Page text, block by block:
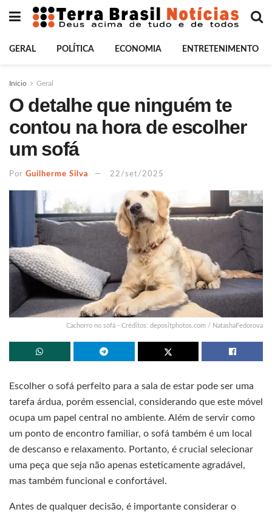
GERAL POLÍTICA ECONOMIA ENTRETENIMENTO
Início Geral
O detalhe que ninguém te
contou na hora de escolher
um sofá
Por Guilherme Silva 22/set/2025
Cachorro no sofá - Créditos: depositphotos.com / NatashaFedorova
Escolher o sofá perfeito para a sala de estar pode ser uma
tarefa árdua, porém essencial, considerando que este móvel
ocupa um papel central no ambiente. Além de servir como
um ponto de encontro familiar, o sofá também é um local
de descanso e relaxamento. Portanto, é crucial selecionar
uma peça que seja não apenas esteticamente agradável,
mas também funcional e confortável.
Antes de qualquer decisão, é importante considerar o